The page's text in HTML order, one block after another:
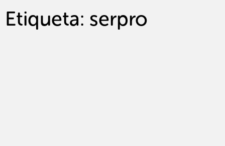
Etiqueta: serpro